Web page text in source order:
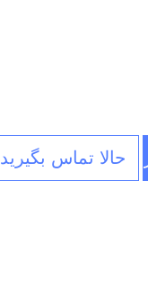
حالا تماس بگیرید